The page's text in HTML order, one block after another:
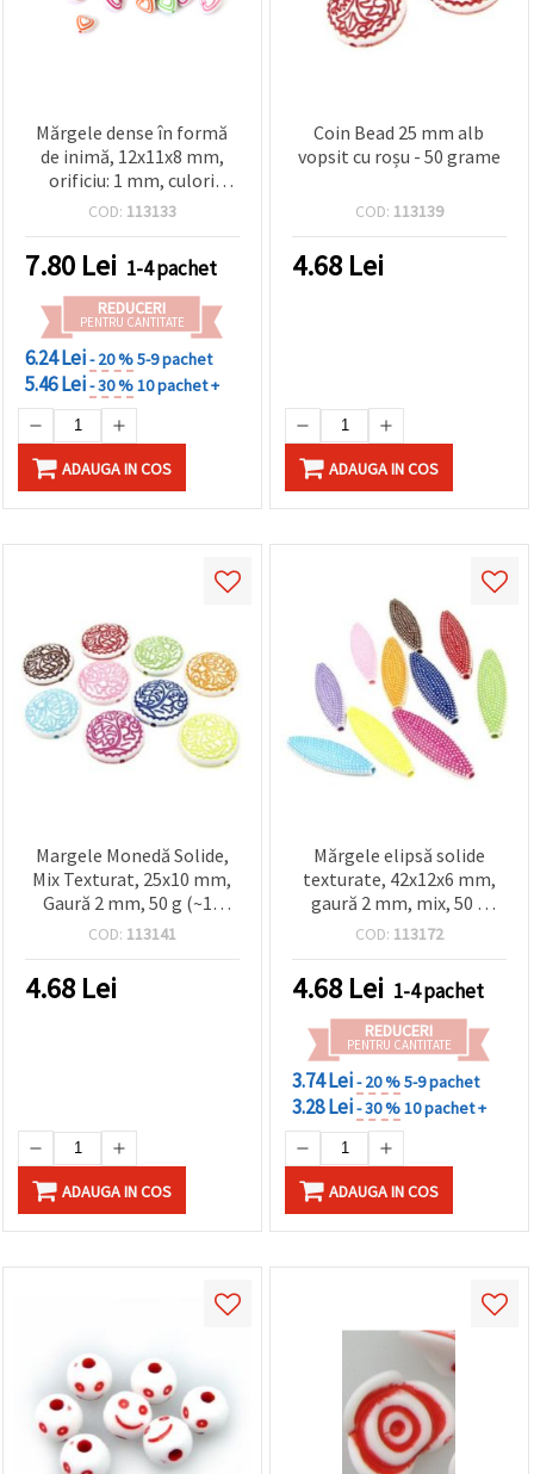
Mărgele dense în formă
de inimă, 12x11x8 mm,
orificiu: 1 mm, culori
mixte, 50 g (~100 buc.)
COD: 113133
7.80 Lei 1-4 pachet
REDUCERI
PENTRU CANTITATE
6.24 Lei- 20 %5-9 pachet
5.46 Lei- 30 %10 pachet +
ADAUGA IN COS
Coin Bead 25 mm alb
vopsit cu roșu - 50 grame
COD: 113139
4.68 Lei
ADAUGA IN COS
Margele Monedă Solide,
Mix Texturat, 25x10 mm,
Gaură 2 mm, 50 g (~12
buc.)
COD: 113141
4.68 Lei
ADAUGA IN COS
Mărgele elipsă solide
texturate, 42x12x6 mm,
gaură 2 mm, mix, 50 g
(~27 buc.)
COD: 113172
4.68 Lei 1-4 pachet
REDUCERI
PENTRU CANTITATE
3.74 Lei- 20 %5-9 pachet
3.28 Lei- 30 %10 pachet +
ADAUGA IN COS